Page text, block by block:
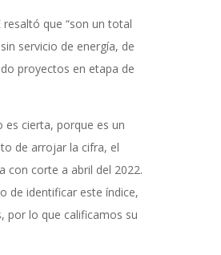
que “son un total
servicio de energía, de
proyectos en etapa de
es cierta, porque es un
de arrojar la cifra, el
con corte a abril del 2022.
de identificar este índice,
por lo que calificamos su